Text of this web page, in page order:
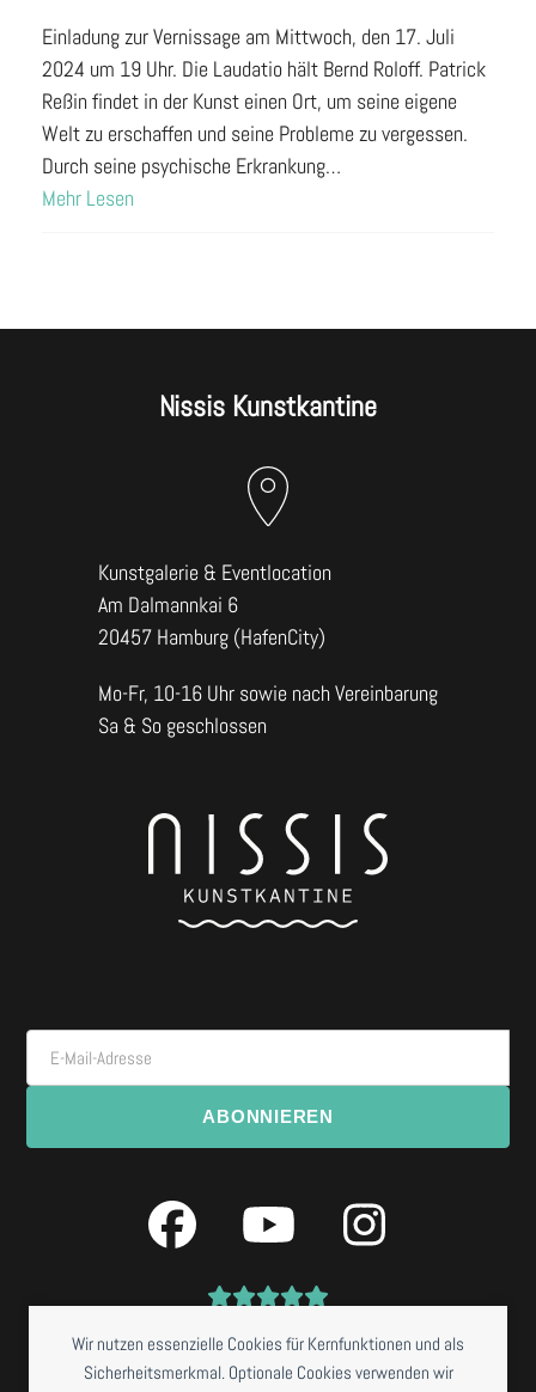
Wir nutzen essenzielle Cookies für Kernfunktionen und als
Sicherheitsmerkmal. Optionale Cookies verwenden wir
Einladung zur Vernissage am Mittwoch, den 17. Juli
2024 um 19 Uhr. Die Laudatio hält Bernd Roloff. Patrick
Reßin findet in der Kunst einen Ort, um seine eigene
Welt zu erschaffen und seine Probleme zu vergessen.
Durch seine psychische Erkrankung…
Mehr Lesen
Nissis Kunstkantine
Kunstgalerie & Eventlocation
Am Dalmannkai 6
20457 Hamburg (HafenCity)
Mo-Fr, 10-16 Uhr sowie nach Vereinbarung
Sa & So geschlossen
E-Mail-Adresse
ABONNIEREN
Facebook
YouTube